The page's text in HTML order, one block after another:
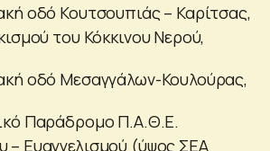
οδό Κουτσουπιάς – Καρίτσας,
του Κόκκινου Νερού,
οδό Μεσαγγάλων-Κουλούρας,
Παράδρομο Π.Α.Θ.Ε.
– Ευαγγελισμού (ύψος ΣΕΑ